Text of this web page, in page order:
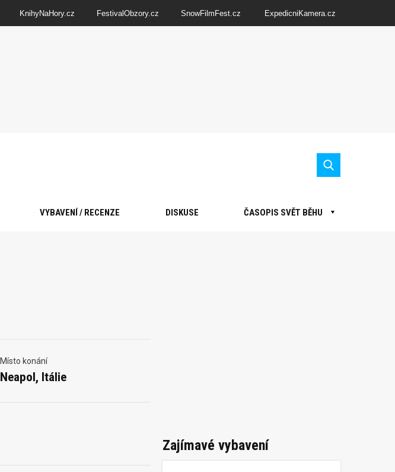
KnihyNaHory.cz FestivalObzory.cz SnowFilmFest.cz ExpedicniKamera.cz
VYBAVENÍ / RECENZE DISKUSE ČASOPIS SVĚT BĚHU
Místo konání
Neapol, Itálie
Zajímavé vybavení